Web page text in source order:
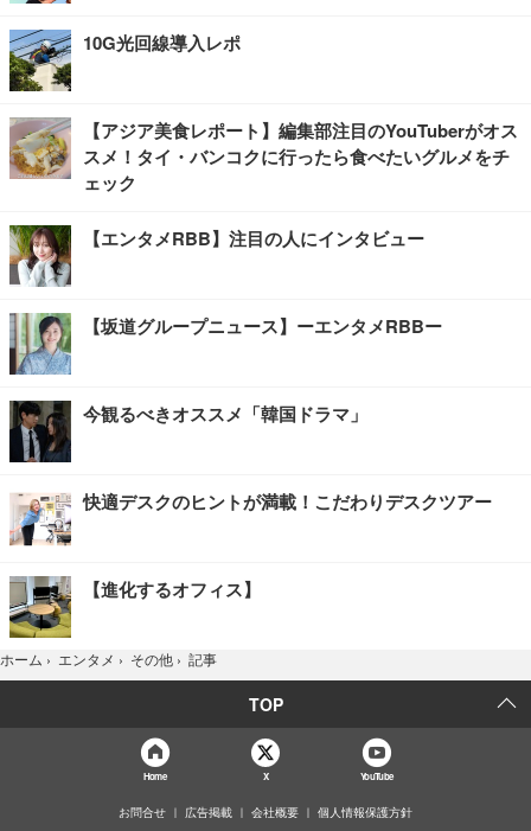
10G光回線導入レポ
【アジア美食レポート】編集部注目のYouTuberがオス
スメ！タイ・バンコクに行ったら食べたいグルメをチ
ェック
【エンタメRBB】注目の人にインタビュー
【坂道グループニュース】ーエンタメRBBー
今観るべきオススメ「韓国ドラマ」
快適デスクのヒントが満載！こだわりデスクツアー
【進化するオフィス】
ホーム › エンタメ › その他 › 記事
TOP
Home X YouTube
お問合せ 広告掲載 会社概要 個人情報保護方針